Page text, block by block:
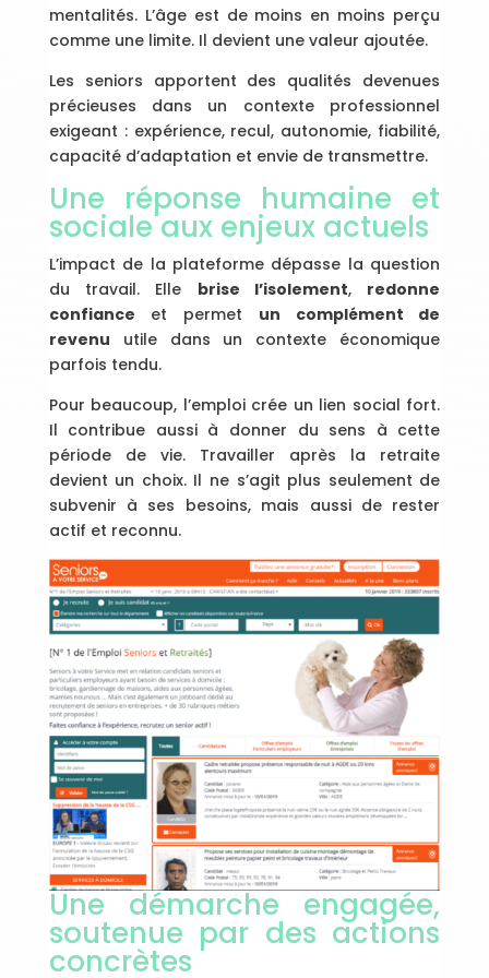
mentalités. L’âge est de moins en moins perçu
comme une limite. Il devient une valeur ajoutée.
Les seniors apportent des qualités devenues
précieuses dans un contexte professionnel
exigeant : expérience, recul, autonomie, fiabilité,
capacité d’adaptation et envie de transmettre.
Une réponse humaine et
sociale aux enjeux actuels
L’impact de la plateforme dépasse la question
du travail. Elle brise l’isolement, redonne
confiance et permet un complément de
revenu utile dans un contexte économique
parfois tendu.
Pour beaucoup, l’emploi crée un lien social fort.
Il contribue aussi à donner du sens à cette
période de vie. Travailler après la retraite
devient un choix. Il ne s’agit plus seulement de
subvenir à ses besoins, mais aussi de rester
actif et reconnu.
Une démarche engagée,
soutenue par des actions
concrètes